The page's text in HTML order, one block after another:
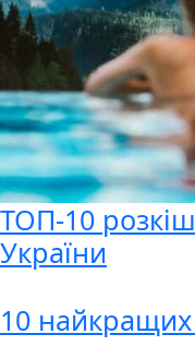
ТОП-10
України
10 найкращих